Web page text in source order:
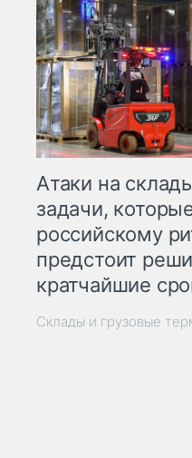
Атаки на
задачи,
российскому
предстоит
кратчайшие
Склады и грузовые